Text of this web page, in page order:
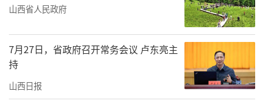
地群众健康的日常缩影。
自入驻昌吉、阜康等受援地医疗机构以
来，山西援疆医疗团队不仅开展常态化坐诊施
治，更带来先进的技术和诊疗理念，全方位填
补了当地医疗空白。从心脏介入手术、精准病
山西省人民政府
7月27日，省政府召开常务会议 卢东亮主
持
山西日报